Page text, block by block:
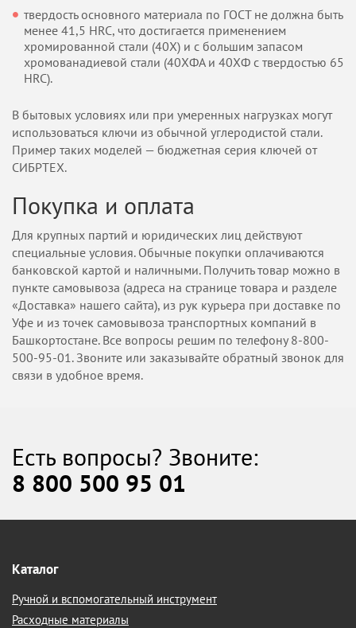
твердость основного материала по ГОСТ не должна быть
менее 41,5 HRC, что достигается применением
хромированной стали (40X) и с большим запасом
хромованадиевой стали (40ХФА и 40ХФ с твердостью 65
HRC).
В бытовых условиях или при умеренных нагрузках могут
использоваться ключи из обычной углеродистой стали.
Пример таких моделей — бюджетная серия ключей от
СИБРТЕХ.
Покупка и оплата
Для крупных партий и юридических лиц действуют
специальные условия. Обычные покупки оплачиваются
банковской картой и наличными. Получить товар можно в
пункте самовывоза (адреса на странице товара и разделе
«Доставка» нашего сайта), из рук курьера при доставке по
Уфе и из точек самовывоза транспортных компаний в
Башкортостане. Все вопросы решим по телефону 8-800-
500-95-01. Звоните или заказывайте обратный звонок для
связи в удобное время.
Есть вопросы? Звоните:
8 800 500 95 01
Каталог
Ручной и вспомогательный инструмент
Расходные материалы